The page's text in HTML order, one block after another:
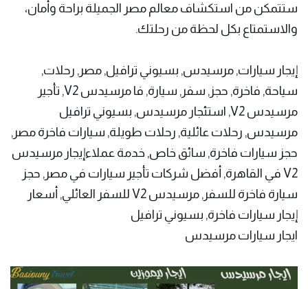
ستتمكن من استكشاف معالم مصر الجميلة براحة وأمان،
والاستمتاع بكل لحظة من رحلتك.
إيجار سيارات, مرسيدس, بسيوني ترافيل, مصر, رحلات,
سياحة, فاخرة, حجز, سفر, سيارة, فا مرسيدس V2, تأجير
مرسيدس V2, استئجار مرسيدس, بسيوني ترافيل
مرسيدس, رحلات عائلية, رحلات طويلة, سيارات فاخرة مصر,
حجز سيارات فاخرة, سائق خاص, خدمة عملاءإيجار مرسيدس
V2 في القاهرة, أفضل شركات تأجير سيارات في مصر, حجز
سيارة فاخرة للسفر, مرسيدس V2 للسفر العائلي, أسعار
إيجار سيارات فاخرة, بسيوني ترافيل
ايجار سيارات مرسيدس